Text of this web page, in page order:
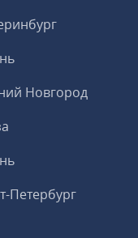
Новгород
Петербург